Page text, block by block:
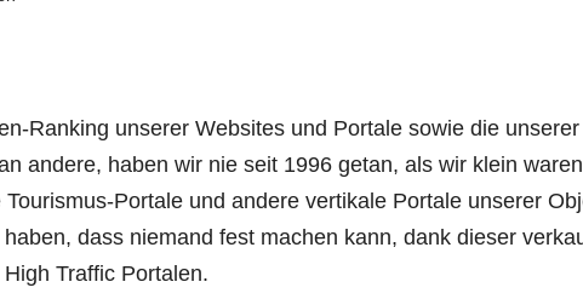
Ranking unserer Websites und Portale sowie die unserer
andere, haben wir nie seit 1996 getan, als wir klein
Portale und andere vertikale Portale unserer
dass niemand fest machen kann, dank dieser
Traffic Portalen.